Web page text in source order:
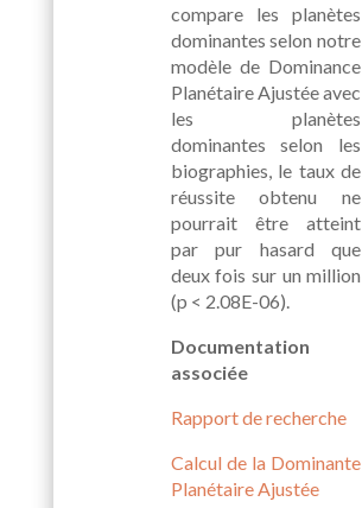
compare les planètes
dominantes selon notre
modèle de Dominance
Planétaire Ajustée avec
les planètes
dominantes selon les
biographies, le taux de
réussite obtenu ne
pourrait être atteint
par pur hasard que
deux fois sur un million
(p < 2.08E-06).
Documentation
associée
Rapport de recherche
Calcul de la Dominante
Planétaire Ajustée